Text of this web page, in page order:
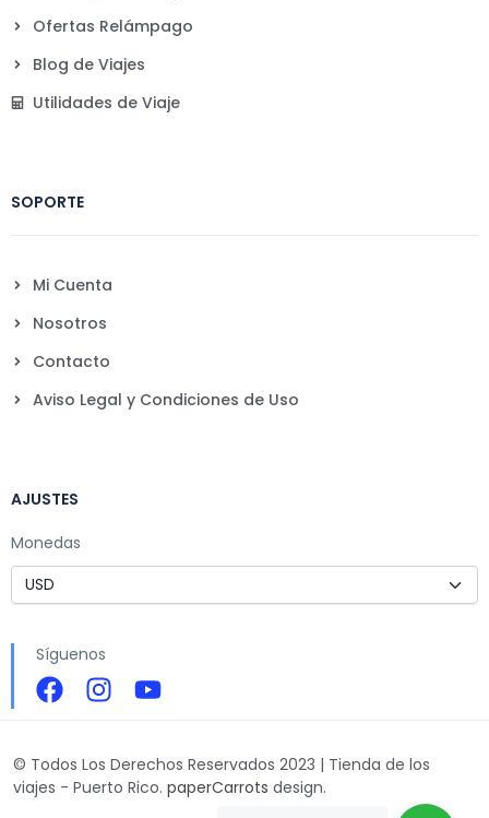
Ofertas Relámpago
Blog de Viajes
Utilidades de Viaje
SOPORTE
Mi Cuenta
Nosotros
Contacto
Aviso Legal y Condiciones de Uso
AJUSTES
Monedas
Síguenos
© Todos Los Derechos Reservados 2023 | Tienda de los
viajes - Puerto Rico. paperCarrots design.